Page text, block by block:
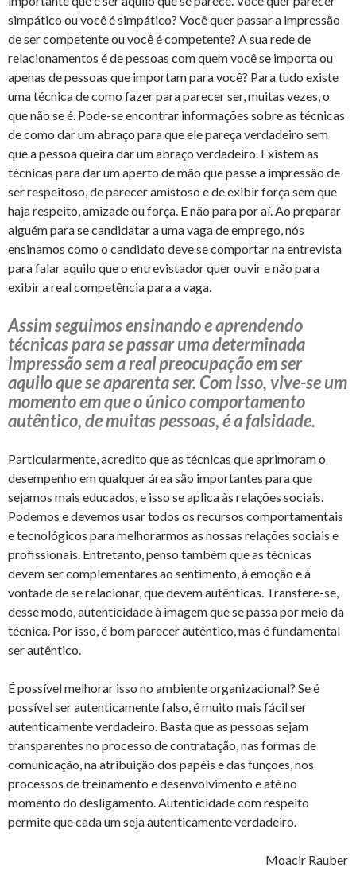
simpático ou você é simpático? Você quer passar a impressão
de ser competente ou você é competente? A sua rede de
relacionamentos é de pessoas com quem você se importa ou
apenas de pessoas que importam para você? Para tudo existe
uma técnica de como fazer para parecer ser, muitas vezes, o
que não se é. Pode-se encontrar informações sobre as técnicas
de como dar um abraço para que ele pareça verdadeiro sem
que a pessoa queira dar um abraço verdadeiro. Existem as
técnicas para dar um aperto de mão que passe a impressão de
ser respeitoso, de parecer amistoso e de exibir força sem que
haja respeito, amizade ou força. E não para por aí. Ao preparar
alguém para se candidatar a uma vaga de emprego, nós
ensinamos como o candidato deve se comportar na entrevista
para falar aquilo que o entrevistador quer ouvir e não para
exibir a real competência para a vaga.
Assim seguimos ensinando e aprendendo
técnicas para se passar uma determinada
impressão sem a real preocupação em ser
aquilo que se aparenta ser. Com isso, vive-se um
momento em que o único comportamento
autêntico, de muitas pessoas, é a falsidade.
Particularmente, acredito que as técnicas que aprimoram o
desempenho em qualquer área são importantes para que
sejamos mais educados, e isso se aplica às relações sociais.
Podemos e devemos usar todos os recursos comportamentais
e tecnológicos para melhorarmos as nossas relações sociais e
profissionais. Entretanto, penso também que as técnicas
devem ser complementares ao sentimento, à emoção e à
vontade de se relacionar, que devem autênticas. Transfere-se,
desse modo, autenticidade à imagem que se passa por meio da
técnica. Por isso, é bom parecer autêntico, mas é fundamental
ser autêntico.
É possível melhorar isso no ambiente organizacional? Se é
possível ser autenticamente falso, é muito mais fácil ser
autenticamente verdadeiro. Basta que as pessoas sejam
transparentes no processo de contratação, nas formas de
comunicação, na atribuição dos papéis e das funções, nos
processos de treinamento e desenvolvimento e até no
momento do desligamento. Autenticidade com respeito
permite que cada um seja autenticamente verdadeiro.
Moacir Rauber